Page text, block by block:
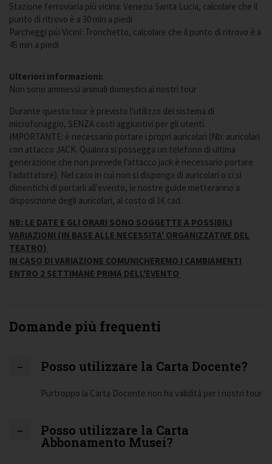
Stazione ferroviaria più vicina: Venezia Santa Lucia, calcolare che il
punto di ritrovo è a 30 min a piedi
Parcheggi più Vicini: Tronchetto, calcolare che il punto di ritrovo è a
45 min a piedi
Ulteriori informazioni:
Non sono ammessi animali domestici ai nostri tour
Durante questo tour è previsto l'utilizzo del sistema di
microfonaggio, SENZA costi aggiuntivi per gli utenti.
IMPORTANTE: è necessario portare i propri auricolari (Nb: auricolari
con attacco JACK. Qualora si possegga un telefono di ultima
generazione che non prevede l'attacco jack è necessario portare
l'adattatore). Nel caso in cui non si disponga di auricolari o ci si
dimentichi di portarli all'evento, le nostre guide metteranno a
disposizione degli auricolari, al costo di 1€ cad.
NB: LE DATE E GLI ORARI SONO SOGGETTE A POSSIBILI
VARIAZIONI (IN BASE ALLE NECESSITA' ORGANIZZATIVE DEL
TEATRO)
IN CASO DI VARIAZIONE COMUNICHEREMO I CAMBIAMENTI
ENTRO 2 SETTIMANE PRIMA DELL'EVENTO
Domande più frequenti
Posso utilizzare la Carta Docente?
Purtroppo la Carta Docente non ha validità per i nostri tour
Posso utilizzare la Carta
Abbonamento Musei?